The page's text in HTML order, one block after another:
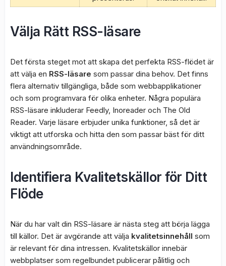
Välja Rätt RSS-läsare
Det första steget mot att skapa det perfekta RSS-flödet är
att välja en RSS-läsare som passar dina behov. Det finns
flera alternativ tillgängliga, både som webbapplikationer
och som programvara för olika enheter. Några populära
RSS-läsare inkluderar Feedly, Inoreader och The Old
Reader. Varje läsare erbjuder unika funktioner, så det är
viktigt att utforska och hitta den som passar bäst för ditt
användningsområde.
Identifiera Kvalitetskällor för Ditt
Flöde
När du har valt din RSS-läsare är nästa steg att börja lägga
till källor. Det är avgörande att välja kvalitetsinnehåll som
är relevant för dina intressen. Kvalitetskällor innebär
webbplatser som regelbundet publicerar pålitlig och